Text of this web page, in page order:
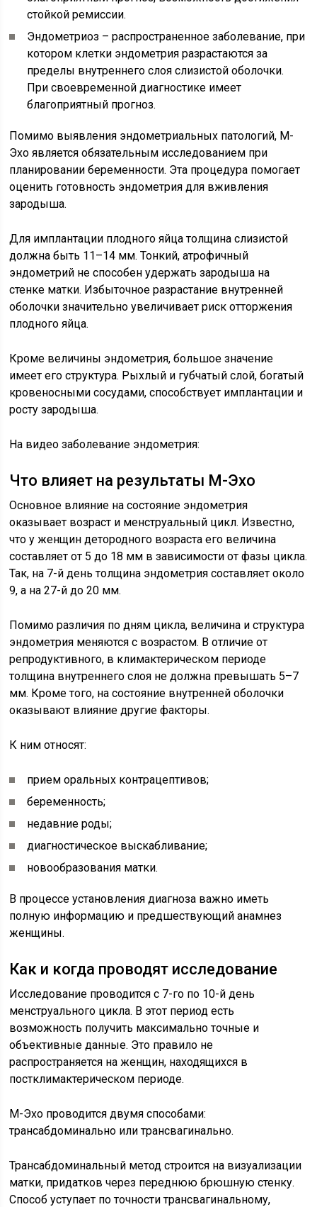
стойкой ремиссии.
Эндометриоз – распространенное заболевание, при
котором клетки эндометрия разрастаются за
пределы внутреннего слоя слизистой оболочки.
При своевременной диагностике имеет
благоприятный прогноз.
Помимо выявления эндометриальных патологий, М-
Эхо является обязательным исследованием при
планировании беременности. Эта процедура помогает
оценить готовность эндометрия для вживления
зародыша.
Для имплантации плодного яйца толщина слизистой
должна быть 11–14 мм. Тонкий, атрофичный
эндометрий не способен удержать зародыша на
стенке матки. Избыточное разрастание внутренней
оболочки значительно увеличивает риск отторжения
плодного яйца.
Кроме величины эндометрия, большое значение
имеет его структура. Рыхлый и губчатый слой, богатый
кровеносными сосудами, способствует имплантации и
росту зародыша.
На видео заболевание эндометрия:
Что влияет на результаты М-Эхо
Основное влияние на состояние эндометрия
оказывает возраст и менструальный цикл. Известно,
что у женщин детородного возраста его величина
составляет от 5 до 18 мм в зависимости от фазы цикла.
Так, на 7-й день толщина эндометрия составляет около
9, а на 27-й до 20 мм.
Помимо различия по дням цикла, величина и структура
эндометрия меняются с возрастом. В отличие от
репродуктивного, в климактерическом периоде
толщина внутреннего слоя не должна превышать 5–7
мм. Кроме того, на состояние внутренней оболочки
оказывают влияние другие факторы.
К ним относят:
прием оральных контрацептивов;
беременность;
недавние роды;
диагностическое выскабливание;
новообразования матки.
В процессе установления диагноза важно иметь
полную информацию и предшествующий анамнез
женщины.
Как и когда проводят исследование
Исследование проводится с 7-го по 10-й день
менструального цикла. В этот период есть
возможность получить максимально точные и
объективные данные. Это правило не
распространяется на женщин, находящихся в
постклимактерическом периоде.
М-Эхо проводится двумя способами:
трансабдоминально или трансвагинально.
Трансабдоминальный метод строится на визуализации
матки, придатков через переднюю брюшную стенку.
Способ уступает по точности трансвагинальному,